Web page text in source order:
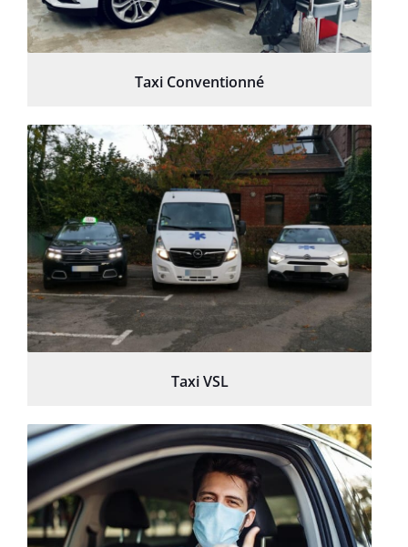
Taxi Conventionné
Taxi VSL